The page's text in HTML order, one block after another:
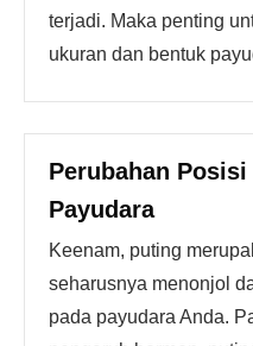
terjadi. Maka penting
ukuran dan bentuk
Perubahan
Payudara
Keenam, puting
seharusnya menonjol
pada payudara Anda.